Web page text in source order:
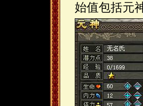
始值包括元